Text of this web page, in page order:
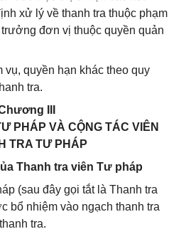
xử lý về thanh tra thuộc phạm
đơn vị thuộc quyền quản
vụ, quyền hạn khác theo quy
tra.
III
PHÁP VÀ CỘNG TÁC VIÊN
TRA TƯ PHÁP
Thanh tra viên Tư pháp
(sau đây gọi tắt là Thanh tra
bổ nhiệm vào ngạch thanh tra
tra.